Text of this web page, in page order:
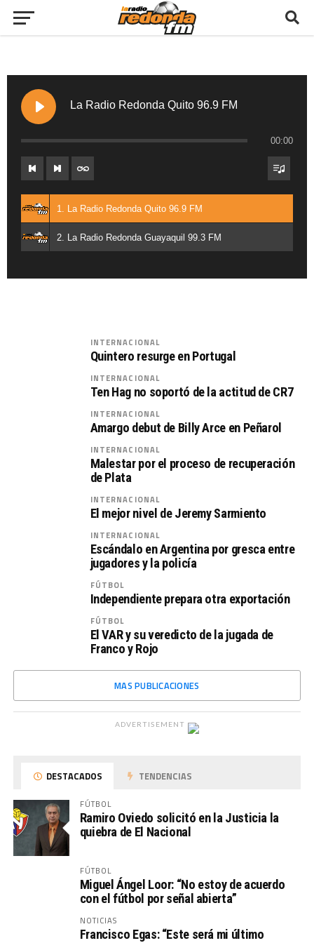
La Radio Redonda Quito 96.9 FM
00:00
1. La Radio Redonda Quito 96.9 FM
2. La Radio Redonda Guayaquil 99.3 FM
INTERNACIONAL
Quintero resurge en Portugal
INTERNACIONAL
Ten Hag no soportó de la actitud de CR7
INTERNACIONAL
Amargo debut de Billy Arce en Peñarol
INTERNACIONAL
Malestar por el proceso de recuperación
de Plata
INTERNACIONAL
El mejor nivel de Jeremy Sarmiento
INTERNACIONAL
Escándalo en Argentina por gresca entre
jugadores y la policía
FÚTBOL
Independiente prepara otra exportación
FÚTBOL
El VAR y su veredicto de la jugada de
Franco y Rojo
MAS PUBLICACIONES
ADVERTISEMENT
DESTACADOS TENDENCIAS
FÚTBOL
Ramiro Oviedo solicitó en la Justicia la
quiebra de El Nacional
FÚTBOL
Miguel Ángel Loor: “No estoy de acuerdo
con el fútbol por señal abierta”
NOTICIAS
Francisco Egas: “Este será mi último